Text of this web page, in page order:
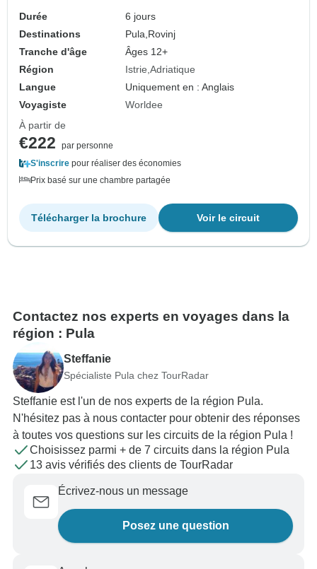
Durée
6 jours
Destinations
Pula, Rovinj
Tranche d'âge
Âges 12+
Région
Istrie Adriatique
Langue
Uniquement en : Anglais
Voyagiste
Worldee
À partir de
€222
par personne
S'inscrire pour réaliser des économies
Prix basé sur une chambre partagée
Voir le circuit
Télécharger la brochure
Contactez nos experts en voyages dans la
région : Pula
Steffanie
Spécialiste Pula chez TourRadar
Steffanie est l'un de nos experts de la région Pula.
N'hésitez pas à nous contacter pour obtenir des réponses
à toutes vos questions sur les circuits de la région Pula !
Choisissez parmi + de 7 circuits dans la région Pula
13 avis vérifiés des clients de TourRadar
Écrivez-nous un message
Posez une question